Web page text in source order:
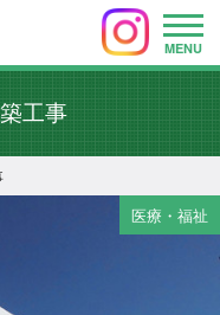
MENU
工事
医療・福祉